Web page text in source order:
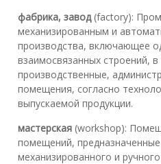
фабрика, завод(factory):
механизированным и
производства, включающее
взаимосвязанных строений,
производственные,
помещения, согласно
выпускаемой продукции.
мастерская (workshop):
помещений,
механизированного и